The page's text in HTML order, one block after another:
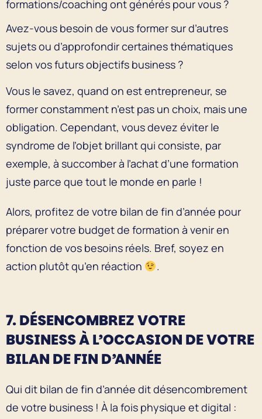
formations/coaching ont générés pour vous ?
Avez-vous besoin de vous former sur d’autres
sujets ou d’approfondir certaines thématiques
selon vos futurs objectifs business ?
Vous le savez, quand on est entrepreneur, se
former constamment n’est pas un choix, mais une
obligation. Cependant, vous devez éviter le
syndrome de l’objet brillant qui consiste, par
exemple, à succomber à l’achat d’une formation
juste parce que tout le monde en parle !
Alors, profitez de votre bilan de fin d’année pour
préparer votre budget de formation à venir en
fonction de vos besoins réels. Bref, soyez en
action plutôt qu’en réaction
.
7. DÉSENCOMBREZ VOTRE
BUSINESS À L’OCCASION DE VOTRE
BILAN DE FIN D’ANNÉE
Qui dit bilan de fin d’année dit désencombrement
de votre business ! À la fois physique et digital :